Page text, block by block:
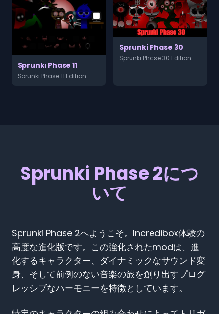
Sprunki Phase 11
Sprunki Phase 11 Edition
Sprunki Phase 30
Sprunki Phase 30 Edition
Sprunki Phase 2につ
いて
Sprunki Phase 2へようこそ。Incredibox体験の
高度な進化版です。この強化されたmodは、進
化するキャラクター、ダイナミックなサウンド変
身、そして前例のない音楽の旅を創り出すプログ
レッシブなハーモニーを特徴としています。